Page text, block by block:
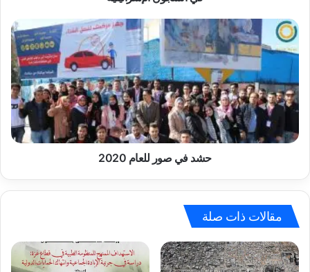
إلى
الأسرى
والمعتقلين
الفلسطينيين
في
السجون
الإسرائيلية
حشد
في
صور
2020
حشد في صور للعام 2020
مقالات ذات صلة